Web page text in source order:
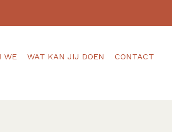
WE WAT KAN JIJ DOEN CONTACT